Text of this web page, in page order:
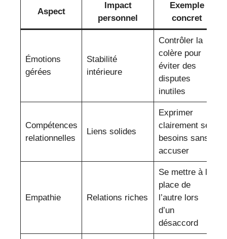
Aspect
Impact
personnel
Exemple
concret
Émotions
gérées
Stabilité
intérieure
Contrôler la
colère pour
éviter des
disputes
inutiles
Compétences
relationnelles
Liens solides
Exprimer
clairement ses
besoins sans
accuser
Empathie Relations riches
Se mettre à la
place de
l’autre lors
d’un
désaccord